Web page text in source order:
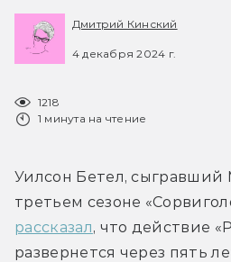
Дмитрий Кинский
4 декабря 2024 г.
1218
1 минута на чтение
Уилсон Бетел, сыгравший
рассказал, что действие
развернется через пять